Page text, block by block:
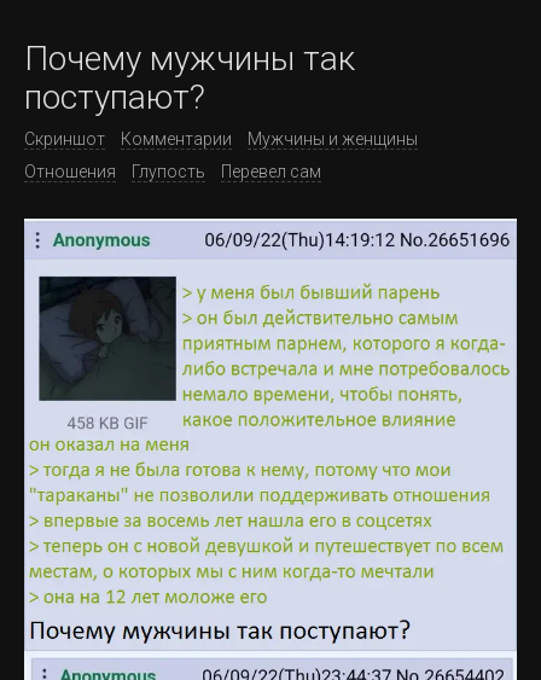
Почему мужчины так
поступают?
Скриншот Комментарии
Мужчины и женщины
Отношения
Глупость Перевел сам